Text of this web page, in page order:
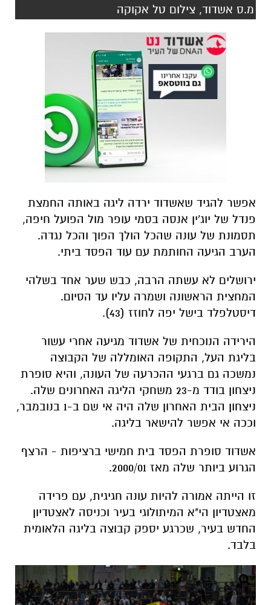
מ.ס אשדוד, צילום טל אקוקה
אפשר להגיד שאשדוד ירדה ליגה באותה החמצת
פנדל של יוג'ין אנסה בסמי עופר מול הפועל חיפה,
תסמונת של עונה שהכל הולך הפוך והכל נגדה.
הערב הגיעה החותמת עם עוד הפסד ביתי.
ירושלים לא עשתה הרבה, כבש שער אחד בשלהי
המחצית הראשונה ושמרה עליו עד הסיום.
דיסטלפלד בישל יפה לחוזז (43).
הירידה הנוכחית של אשדוד מגיעה אחרי עשור
בליגת העל, התקופה האומללה של הקבוצה
נמשכה גם ברגעי ההכרעה של העונה, והיא סופרת
ניצחון בודד מ-23 משחקי הליגה האחרונים שלה.
ניצחון הבית האחרון שלה היה אי שם ב-1 בנובמבר,
וככה אי אפשר להישאר בליגה.
אשדוד סופרת הפסד בית חמישי ברציפות - הרצף
הגרוע ביותר שלה מאז 2000/01.
זו הייתה אמורה להיות עונה חגיגית, עם פרידה
מאצטדיון הי"א המיתולוגי בעיר וכניסה לאצטדיון
החדש בעיר, שכרגע יספק קבוצה בליגה הלאומית
בלבד.